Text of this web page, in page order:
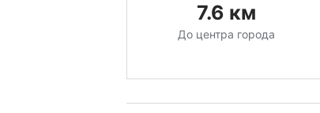
7.6 км
До центра города